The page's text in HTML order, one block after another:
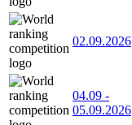
02.09.2026
04.09 -
05.09.2026